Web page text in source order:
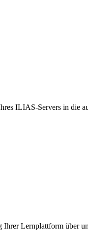
ILIAS-Servers in die
Lernplattform über